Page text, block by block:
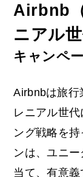
Airbnb
ニアル世
キャンペ
Airbnbは旅行
レニアル世
ング戦略を
ンは、ユニ
当て、有意義